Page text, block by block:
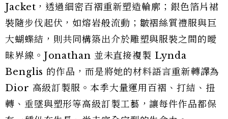
系列。
系列。
將雕塑語彙重新翻譯成 Dior 高訂系
列
藝術家作品中富含有機生命感的肌理，被 Dior 工
坊演繹為金屬光澤、虹彩面料、紙質觸感與鑲嵌工